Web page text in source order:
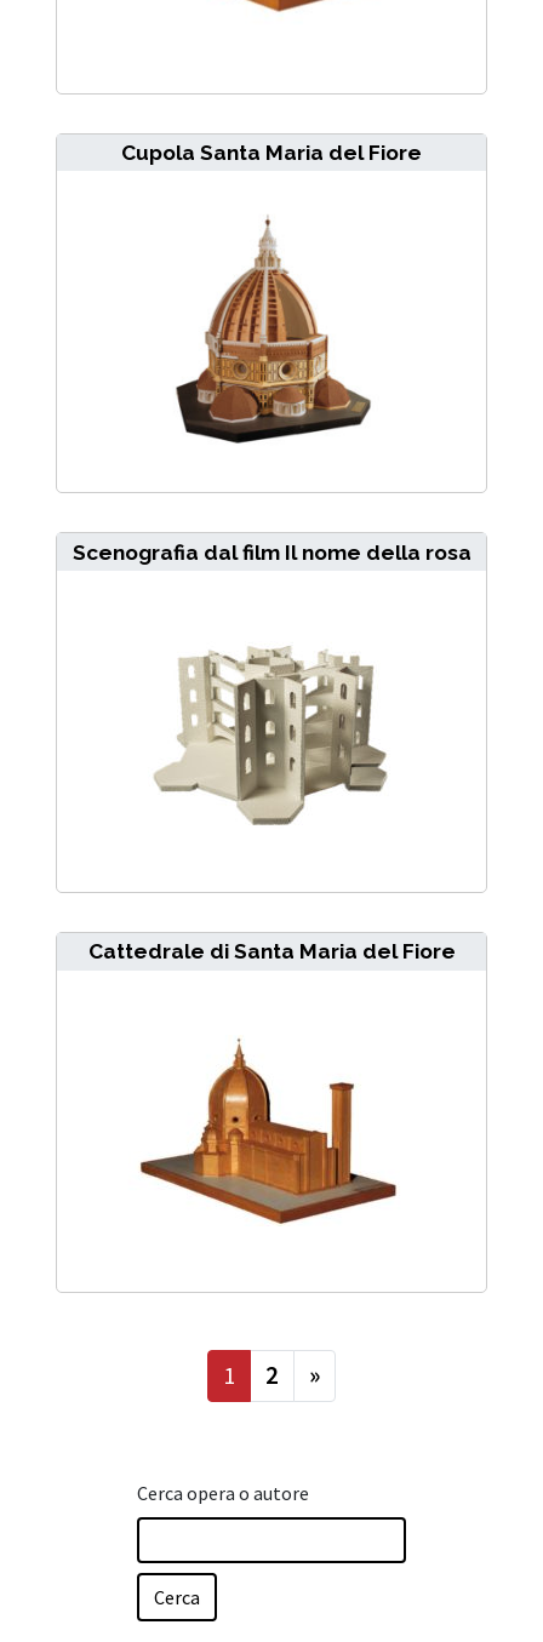
Cupola Santa Maria del Fiore
Scenografia dal film Il nome della rosa
Cattedrale di Santa Maria del Fiore
1 2 successiva
»
Cerca opera o autore
Cerca